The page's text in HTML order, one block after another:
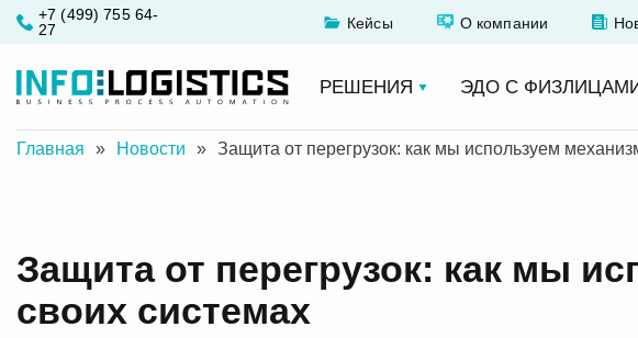
+7 (499) 755 64-
27
Кейсы О компании
РЕШЕНИЯ ЭДО С
Главная » Новости » Защита от перегрузок: как мы используем
Защита от перегрузок: как мы
своих системах